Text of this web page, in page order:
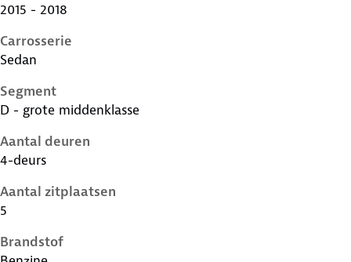
2015 - 2018
Carrosserie
Sedan
Segment
D - grote middenklasse
Aantal deuren
4-deurs
Aantal zitplaatsen
5
Brandstof